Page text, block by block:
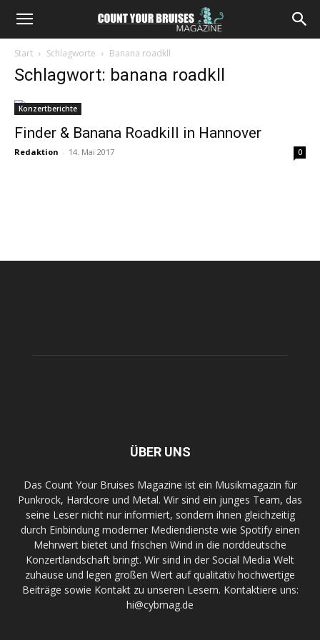
Start Schlagworte Banana roadkll
Schlagwort: banana roadkll
Konzertberichte
Finder & Banana Roadkill in Hannover
Redaktion - 14. Mai 2017 0
ÜBER UNS
Das Count Your Bruises Magazine ist ein Musikmagazin für
Punkrock, Hardcore und Metal. Wir sind ein junges Team, das
seine Leser nicht nur informiert, sondern ihnen gleichzeitig
durch Einbindung moderner Mediendienste wie Spotify einen
Mehrwert bietet und frischen Wind in die norddeutsche
Konzertlandschaft bringt. Wir sind in der Social Media Welt
zuhause und legen großen Wert auf qualitativ hochwertige
Beiträge sowie Kontakt zu unseren Lesern. Kontaktiere uns:
hi@cybmag.de